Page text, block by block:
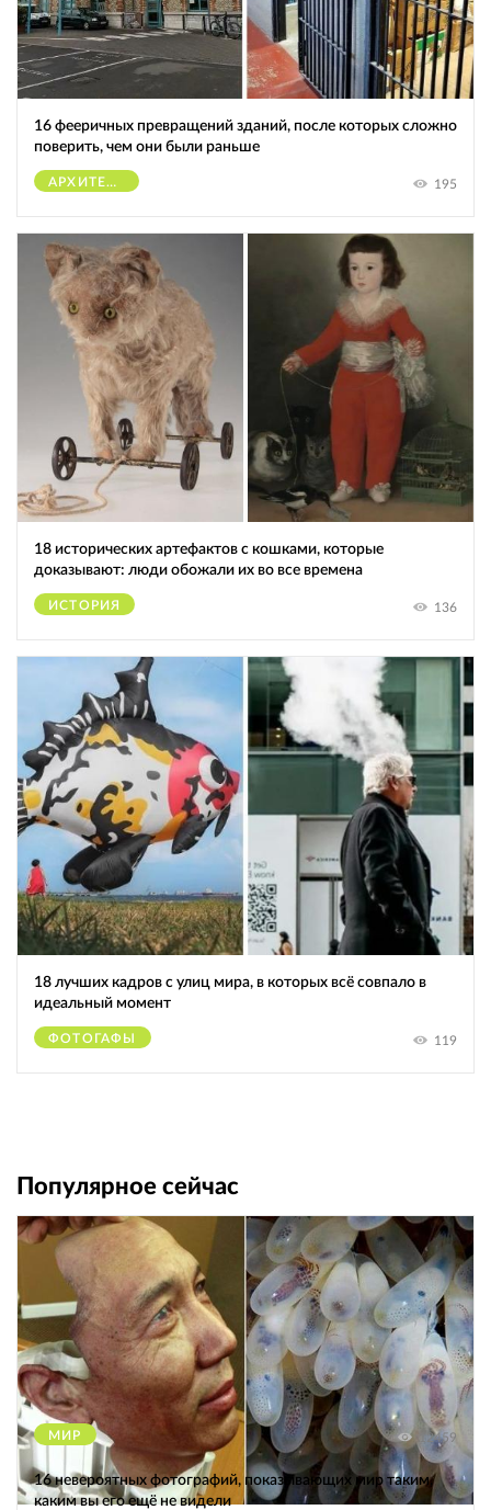
16 фееричных превращений зданий, после которых сложно
поверить, чем они были раньше
АРХИТЕКТУРА 195
18 исторических артефактов с кошками, которые
доказывают: люди обожали их во все времена
ИСТОРИЯ 136
18 лучших кадров с улиц мира, в которых всё совпало в
идеальный момент
ФОТОГАФЫ 119
Популярное сейчас
МИР 12459
16 невероятных фотографий, показывающих мир таким,
каким вы его ещё не видели